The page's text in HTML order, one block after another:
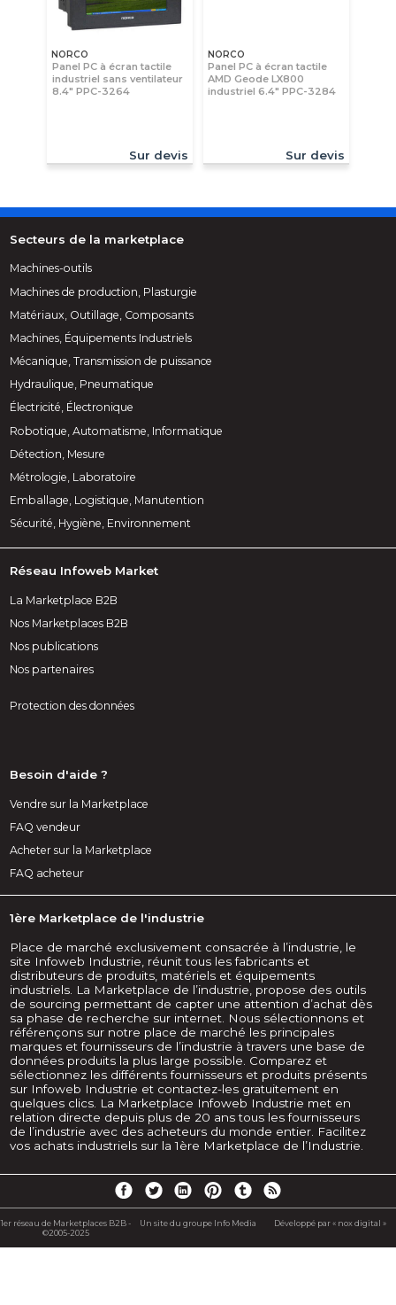
NORCO
Panel PC à écran tactile
industriel sans ventilateur
8.4" PPC-3264
Sur devis
NORCO
Panel PC à écran tactile
AMD Geode LX800
industriel 6.4" PPC-3284
Sur devis
Secteurs de la marketplace
Machines-outils
Machines de production, Plasturgie
Matériaux, Outillage, Composants
Machines, Équipements Industriels
Mécanique, Transmission de puissance
Hydraulique, Pneumatique
Électricité, Électronique
Robotique, Automatisme, Informatique
Détection, Mesure
Métrologie, Laboratoire
Emballage, Logistique, Manutention
Sécurité, Hygiène, Environnement
Réseau Infoweb Market
La Marketplace B2B
Nos Marketplaces B2B
Nos publications
Nos partenaires
Protection des données
Besoin d'aide ?
Vendre sur la Marketplace
FAQ vendeur
Acheter sur la Marketplace
FAQ acheteur
1ère Marketplace de l'industrie
Place de marché exclusivement consacrée à l’industrie, le
site Infoweb Industrie, réunit tous les fabricants et
distributeurs de produits, matériels et équipements
industriels. La Marketplace de l’industrie, propose des outils
de sourcing permettant de capter une attention d’achat dès
sa phase de recherche sur internet. Nous sélectionnons et
référençons sur notre place de marché les principales
marques et fournisseurs de l’industrie à travers une base de
données produits la plus large possible. Comparez et
sélectionnez les différents fournisseurs et produits présents
sur Infoweb Industrie et contactez-les gratuitement en
quelques clics. La Marketplace Infoweb Industrie met en
relation directe depuis plus de 20 ans tous les fournisseurs
de l’industrie avec des acheteurs du monde entier. Facilitez
vos achats industriels sur la 1ère Marketplace de l’Industrie.
1er réseau de Marketplaces B2B -
©2005-2025
Un site du groupe Info Media Développé par « nox digital »